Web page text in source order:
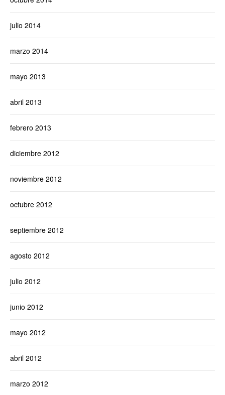
julio 2014
marzo 2014
mayo 2013
abril 2013
febrero 2013
diciembre 2012
noviembre 2012
octubre 2012
septiembre 2012
agosto 2012
julio 2012
junio 2012
mayo 2012
abril 2012
marzo 2012